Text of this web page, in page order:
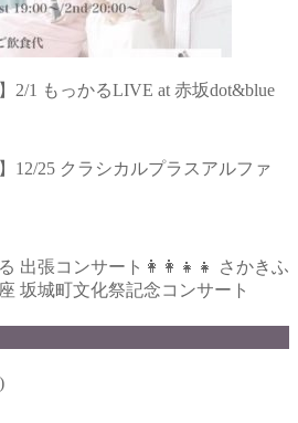
2/1 もっかるLIVE at 赤坂dot&blue
12/25 クラシカルプラスアルファ
出張コンサート👩‍👩‍👧‍👧 さかきふ
坂城町文化祭記念コンサート